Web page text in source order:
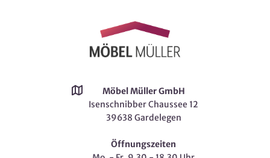
Möbel Müller GmbH
Isenschnibber Chaussee 12
39638 Gardelegen
Öffnungszeiten